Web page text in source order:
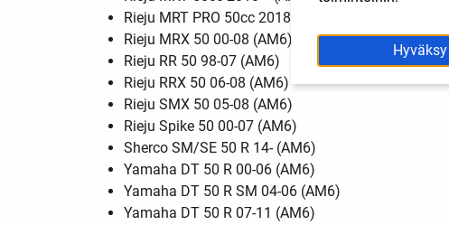
Rieju MRT PRO 50cc 2018-> (AM6)
Rieju MRX 50 00-08 (AM6)
Rieju RR 50 98-07 (AM6)
Rieju RRX 50 06-08 (AM6)
Rieju SMX 50 05-08 (AM6)
Rieju Spike 50 00-07 (AM6)
Sherco SM/SE 50 R 14- (AM6)
Yamaha DT 50 R 00-06 (AM6)
Yamaha DT 50 R SM 04-06 (AM6)
Yamaha DT 50 R 07-11 (AM6)
Hyväksy